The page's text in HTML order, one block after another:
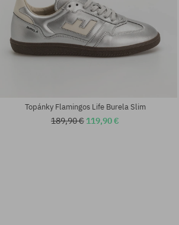
Topánky Flamingos Life Burela Slim
189,90 € 119,90 €